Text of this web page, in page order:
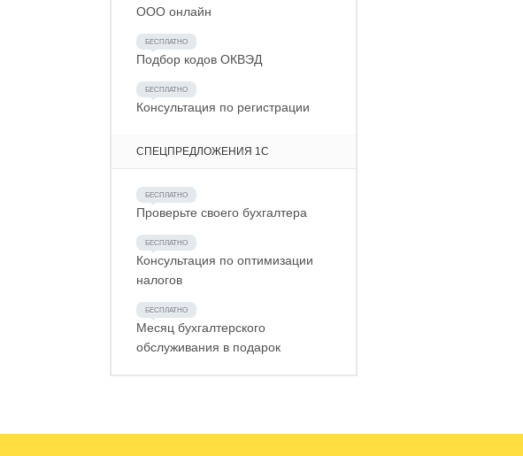
ООО онлайн
Подбор кодов ОКВЭД
Консультация по регистрации
СПЕЦПРЕДЛОЖЕНИЯ 1С
Проверьте своего бухгалтера
Консультация по оптимизации
налогов
Месяц бухгалтерского
обслуживания в подарок